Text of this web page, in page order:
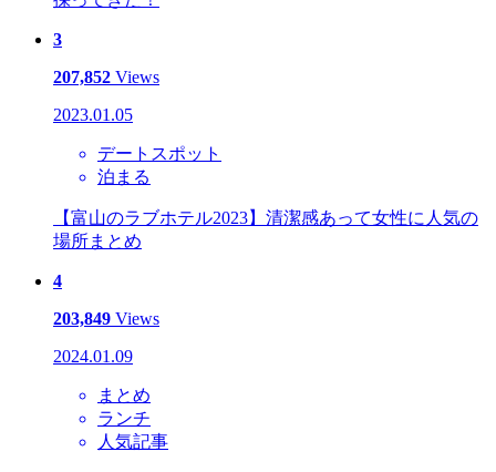
3
207,852 Views
2023.01.05
デートスポット
泊まる
【富山のラブホテル2023】清潔感あって女性に人気の
場所まとめ
4
203,849 Views
2024.01.09
まとめ
ランチ
人気記事